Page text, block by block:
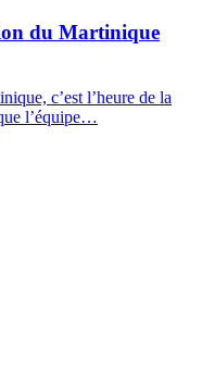
du Martinique
c’est l’heure de la
l’équipe…